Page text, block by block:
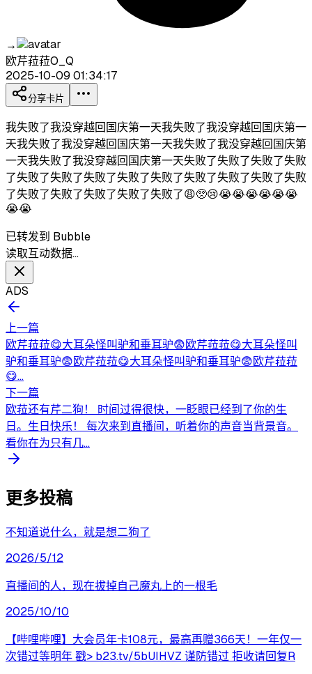
→
欧芹菈菈O_Q
2025-10-09 01:34:17
分享卡片
我失败了我没穿越回国庆第一天我失败了我没穿越回国庆第一
天我失败了我没穿越回国庆第一天我失败了我没穿越回国庆第
一天我失败了我没穿越回国庆第一天失败了失败了失败了失败
了失败了失败了失败了失败了失败了失败了失败了失败了失败
了失败了失败了失败了失败了失败了😩🥺😢😭😭😭😭😭😭
😭😭
已转发到 Bubble
读取互动数据…
ADS
上一篇
欧芹菈菈😋大耳朵怪叫驴和垂耳驴😨欧芹菈菈😋大耳朵怪叫
驴和垂耳驴😨欧芹菈菈😋大耳朵怪叫驴和垂耳驴😨欧芹菈菈
😋...
下一篇
欧菈还有芹二狗！ 时间过得很快，一眨眼已经到了你的生
日。生日快乐！ 每次来到直播间，听着你的声音当背景音。
看你在为只有几...
更多投稿
不知道说什么，就是想二狗了
2026/5/12
直播间的人，现在拔掉自己魔丸上的一根毛
2025/10/10
【哔哩哔哩】大会员年卡108元，最高再赠366天！一年仅一
次错过等明年 戳> b23.tv/5bUIHVZ 谨防错过 拒收请回复R